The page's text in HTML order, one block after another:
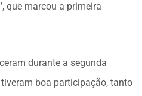
que marcou a primeira
durante a segunda
boa participação, tanto